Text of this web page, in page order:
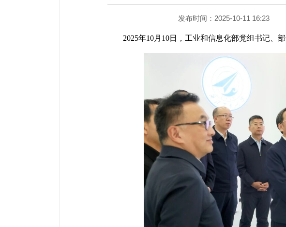
发布时间：2025-10-11 16:23
2025年10月10日，工业和信息化部党组书记、